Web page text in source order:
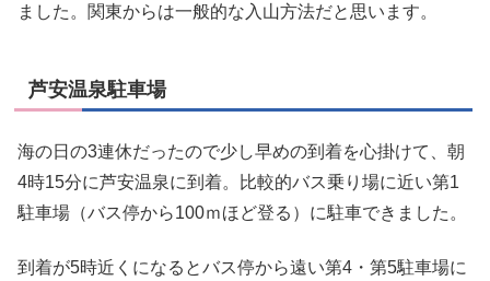
ました。関東からは一般的な入山方法だと思います。
芦安温泉駐車場
海の日の3連休だったので少し早めの到着を心掛けて、朝
4時15分に芦安温泉に到着。比較的バス乗り場に近い第1
駐車場（バス停から100ｍほど登る）に駐車できました。
到着が5時近くになるとバス停から遠い第4・第5駐車場に